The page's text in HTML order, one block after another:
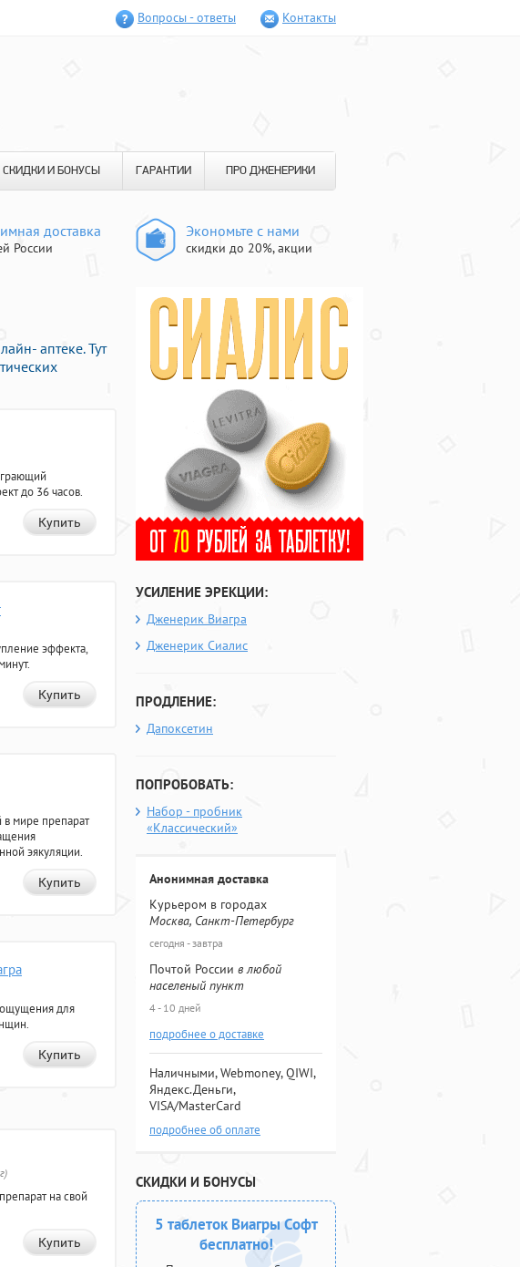
Вопросы - ответы Контакты
СКИДКИ И БОНУСЫ ГАРАНТИИ ПРО ДЖЕНЕРИКИ
доставка
России
Экономьте с нами
скидки до 20%, акции
аптеке. Тут
до 36 часов.
Купить
эффекта,
Купить
в мире препарат
эякуляции.
Купить
для
Купить
на свой
Купить
УСИЛЕНИЕ ЭРЕКЦИИ:
Дженерик Виагра
Дженерик Сиалис
ПРОДЛЕНИЕ:
Дапоксетин
ПОПРОБОВАТЬ:
Набор - пробник
«Классический»
Анонимная доставка
Курьером в городах
Москва, Санкт-Петербург
сегодня - завтра
Почтой России в любой
населеный пункт
4 - 10 дней
подробнее о доставке
Наличными, Webmoney, QIWI,
Яндекс.Деньги,
VISA/MasterCard
подробнее об оплате
СКИДКИ И БОНУСЫ
5 таблеток Виагры Софт
бесплатно!